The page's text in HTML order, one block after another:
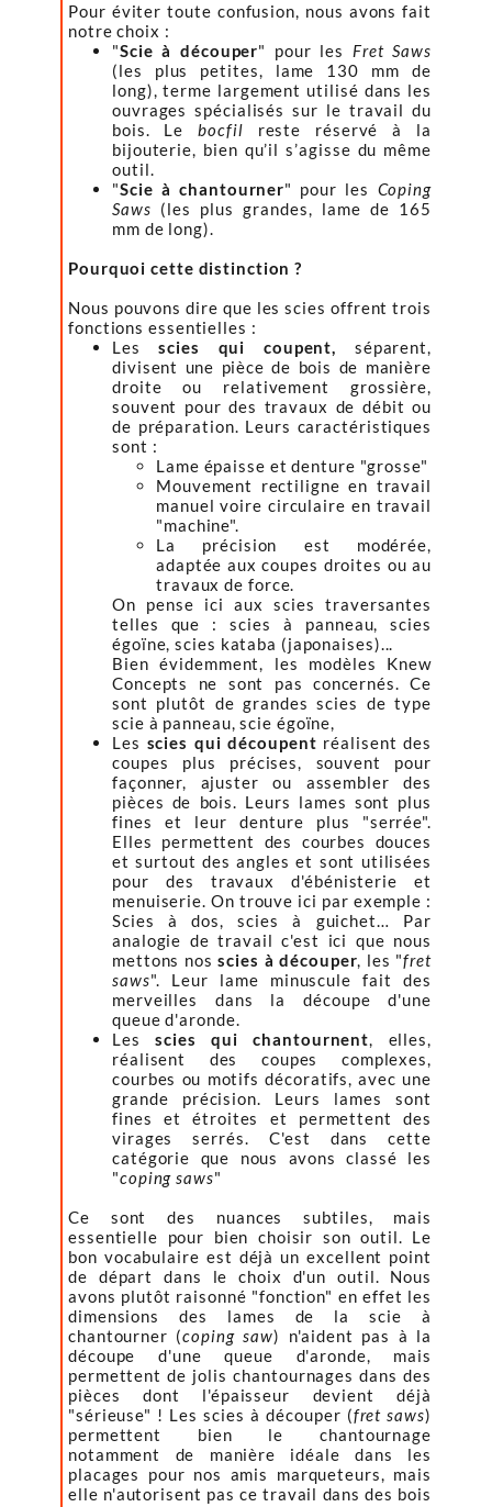
Pour éviter toute confusion, nous avons fait
notre choix :
"Scie à découper" pour les Fret Saws
(les plus petites, lame 130 mm de
long), terme largement utilisé dans les
ouvrages spécialisés sur le travail du
bois. Lebocfil reste réservé à la
bijouterie, bien qu’il s’agisse du même
outil.
"Scie à chantourner" pour les Coping
Saws (les plus grandes, lame de 165
mm de long).
Pourquoi cette distinction ?
Nous pouvons dire que les scies offrent trois
fonctions essentielles :
Lesscies qui coupent, séparent,
divisent une pièce de bois de manière
droite ou relativement grossière,
souvent pour des travaux de débit ou
de préparation. Leurs caractéristiques
sont :
Lame épaisse et denture "grosse"
Mouvement rectiligne en travail
manuel voire circulaire en travail
"machine".
La précision est modérée,
adaptée aux coupes droites ou au
travaux de force.
On pense ici aux scies traversantes
telles que : scies à panneau, scies
égoïne, scies kataba (japonaises)...
Bien évidemment, les modèles Knew
Concepts ne sont pas concernés. Ce
sont plutôt de grandes scies de type
scie à panneau, scie égoïne,
Les scies qui découpent réalisent des
coupes plus précises, souvent pour
façonner, ajuster ou assembler des
pièces de bois. Leurs lames sont plus
fines et leur denture plus "serrée".
Elles permettent des courbes douces
et surtout des angles et sont utilisées
pour des travaux d'ébénisterie et
menuiserie. On trouve ici par exemple :
Scies à dos, scies à guichet… Par
analogie de travail c'est ici que nous
mettons nosscies à découper, les "fret
saws". Leur lame minuscule fait des
merveilles dans la découpe d'une
queue d'aronde.
Lesscies qui chantournent, elles,
réalisent des coupes complexes,
courbes ou motifs décoratifs, avec une
grande précision. Leurs lames sont
fines et étroites et permettent des
virages serrés. C'est dans cette
catégorie que nous avons classé les
"coping saws"
Ce sont des nuances subtiles, mais
essentielle pour bien choisir son outil. Le
bon vocabulaire est déjà un excellent point
de départ dans le choix d'un outil. Nous
avons plutôt raisonné "fonction" en effet les
dimensions des lames de la scie à
chantourner (coping saw) n'aident pas à la
découpe d'une queue d'aronde, mais
permettent de jolis chantournages dans des
pièces dont l'épaisseur devient déjà
"sérieuse" ! Les scies à découper (fret saws)
permettent bien le chantournage
notamment de manière idéale dans les
placages pour nos amis marqueteurs, mais
elle n'autorisent pas ce travail dans des bois